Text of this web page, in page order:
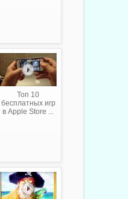
Топ 10
бесплатных игр
в Apple Store ...